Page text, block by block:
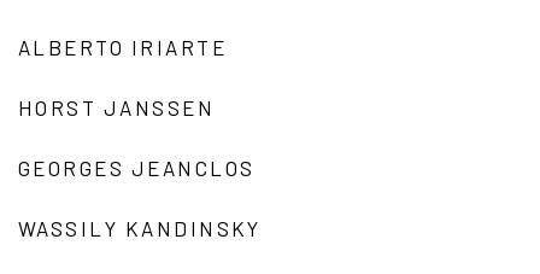
ALBERTO IRIARTE
HORST JANSSEN
GEORGES JEANCLOS
WASSILY KANDINSKY